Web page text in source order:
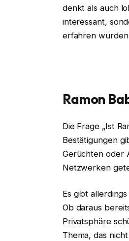
denkt als auch
interessant,
erfahren
Ramon
Die Frage „Ist
Bestätigungen
Gerüchten oder
Netzwerken
Es gibt
Ob daraus
Privatsphäre
Thema, das